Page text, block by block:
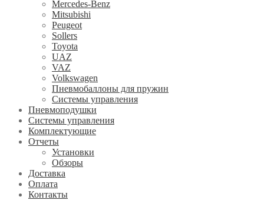
Mercedes-Benz
Mitsubishi
Peugeot
Sollers
Toyota
UAZ
VAZ
Volkswagen
Пневмобаллоны для пружин
Системы управления
Пневмоподушки
Системы управления
Комплектующие
Отчеты
Установки
Обзоры
Доставка
Оплата
Контакты